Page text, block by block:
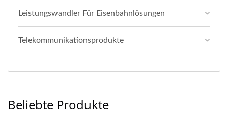
Leistungswandler Für Eisenbahnlösungen
Telekommunikationsprodukte
Beliebte Produkte